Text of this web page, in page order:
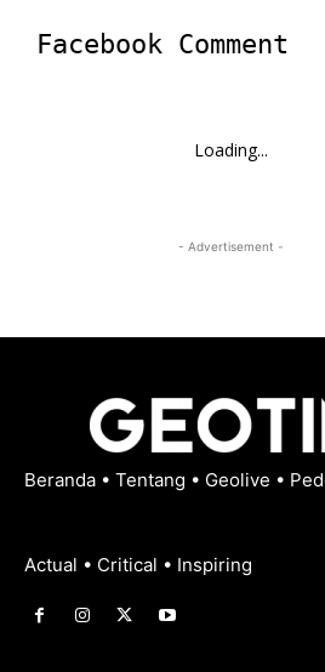
Facebook Comment
Loading...
- Advertisement -
Beranda • Tentang • Geolive •
Actual • Critical • Inspiring